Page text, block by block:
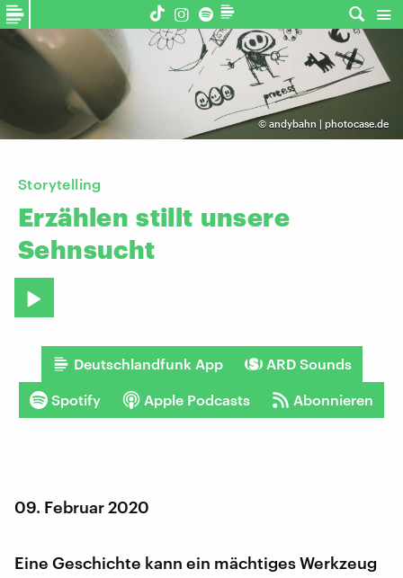
© andybahn | photocase.de
Storytelling
Erzählen stillt unsere
Sehnsucht
Deutschlandfunk App ARD Sounds
Spotify Apple Podcasts Abonnieren
09. Februar 2020
Eine Geschichte kann ein mächtiges Werkzeug